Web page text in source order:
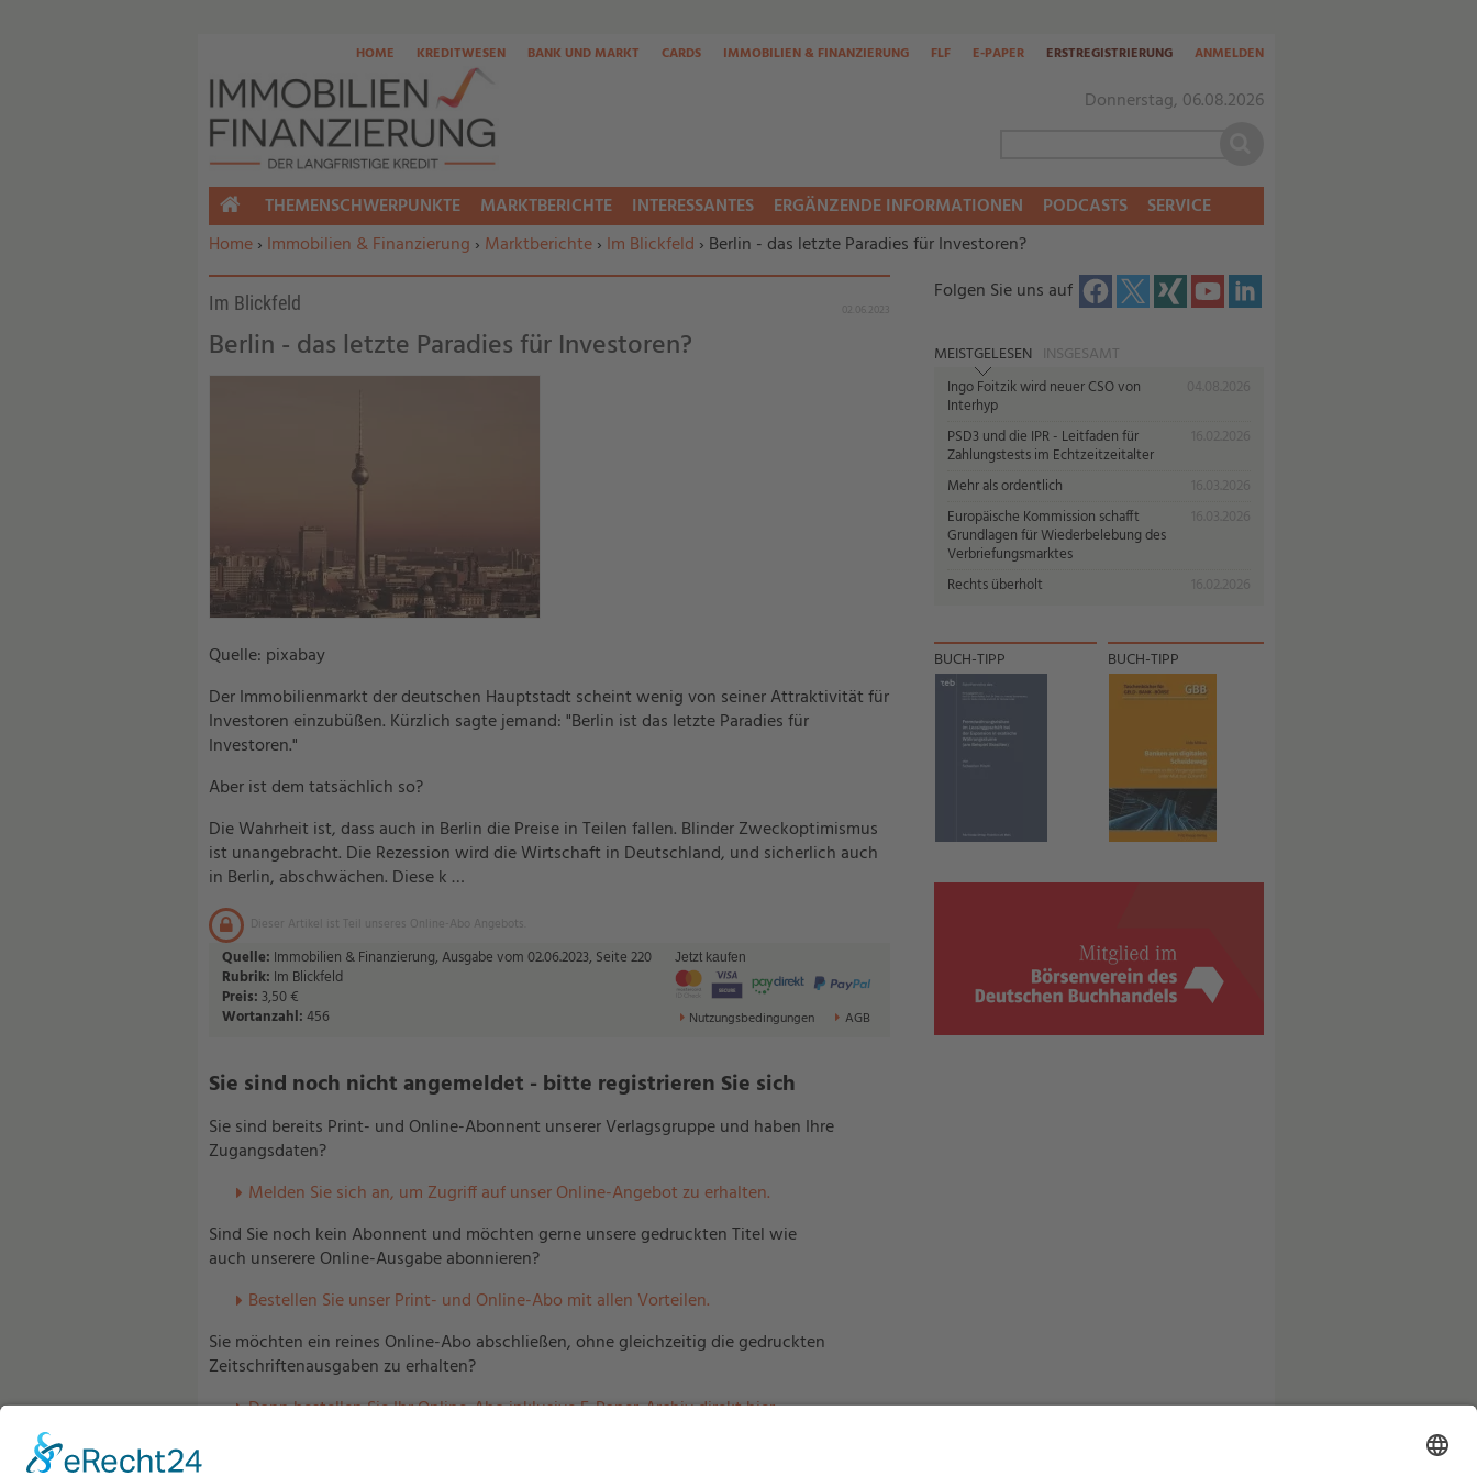
Donnerstag, 06.08.2026
HOME KREDITWESEN BANK UND MARKT CARDS IMMOBILIEN & FINANZIERUNG FLF E-PAPER ERSTREGISTRIERUNG ANMELDEN
Sie befinden sich hier:
Home› Immobilien & Finanzierung › Marktberichte› Im Blickfeld › Berlin - das letzte Paradies für Investoren?
Im Blickfeld
Berlin - das letzte Paradies für Investoren?
Quelle: pixabay
Der Immobilienmarkt der deutschen Hauptstadt scheint wenig von seiner Attraktivität für
Investoren einzubüßen. Kürzlich sagte jemand: "Berlin ist das letzte Paradies für
Investoren."
Aber ist dem tatsächlich so?
Die Wahrheit ist, dass auch in Berlin die Preise in Teilen fallen. Blinder Zweckoptimismus
ist unangebracht. Die Rezession wird die Wirtschaft in Deutschland, und sicherlich auch
in Berlin, abschwächen. Diese k …
Dieser Artikel ist Teil unseres Online-Abo Angebots.
Quelle: Immobilien & Finanzierung, Ausgabe vom 02.06.2023, Seite 220
Rubrik: Im Blickfeld
Preis:3,50 €
Wortanzahl:456
Jetzt kaufen
Nutzungsbedingungen AGB
Sie sind noch nicht angemeldet - bitte registrieren Sie sich
Sie sind bereits Print- und Online-Abonnent unserer Verlagsgruppe und haben Ihre
Zugangsdaten?
Melden Sie sich an, um Zugriff auf unser Online-Angebot zu erhalten.
Sind Sie noch kein Abonnent und möchten gerne unsere gedruckten Titel wie
auch unserere Online-Ausgabe abonnieren?
Bestellen Sie unser Print- und Online-Abo mit allen Vorteilen.
Sie möchten ein reines Online-Abo abschließen, ohne gleichzeitig die gedruckten
Zeitschriftenausgaben zu erhalten?
Dann bestellen Sie Ihr Online-Abo inklusive E-Paper-Archiv direkt hier.
Folgen Sie uns auf
MEISTGELESEN INSGESAMT
Ingo Foitzik wird neuer CSO von
Interhyp
PSD3 und die IPR - Leitfaden für
Zahlungstests im Echtzeitzeitalter
Mehr als ordentlich
Europäische Kommission schafft
Grundlagen für Wiederbelebung des
Verbriefungsmarktes
Rechts überholt
BUCH-TIPP BUCH-TIPP
HOME
THEMENSCHWERPUNKTE MARKTBERICHTE INTERESSANTES ERGÄNZENDE INFORMATIONEN PODCASTS SERVICE